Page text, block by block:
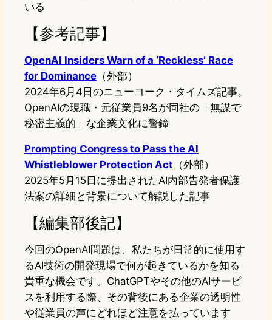
いる
【参考記事】
OpenAI Insiders Warn of a ‘Reckless’ Race
for Dominance （外部）
2024年6月4日のニューヨーク・タイムズ記事。
OpenAIの現職・元従業員9名が同社の「無謀で
秘密主義的」な企業文化に警鐘
Prompting Congress to Pass the AI
Whistleblower Protection Act （外部）
2025年5月15日に提出されたAI内部告発者保護
法案の詳細と背景について解説した記事
【編集部後記】
今回のOpenAI問題は、私たちが日常的に使用す
るAI技術の開発現場で何が起きているかを知る
貴重な機会です。ChatGPTやその他のAIサービ
スを利用する際、その背後にある企業の透明性
や従業員の声にどれほど注意を払っています